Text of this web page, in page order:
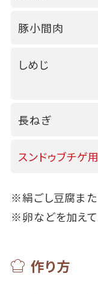
豚小間肉
しめじ
長ねぎ
スンドゥブチゲ
※絹ごし豆腐また
※卵などを加えて
作り方